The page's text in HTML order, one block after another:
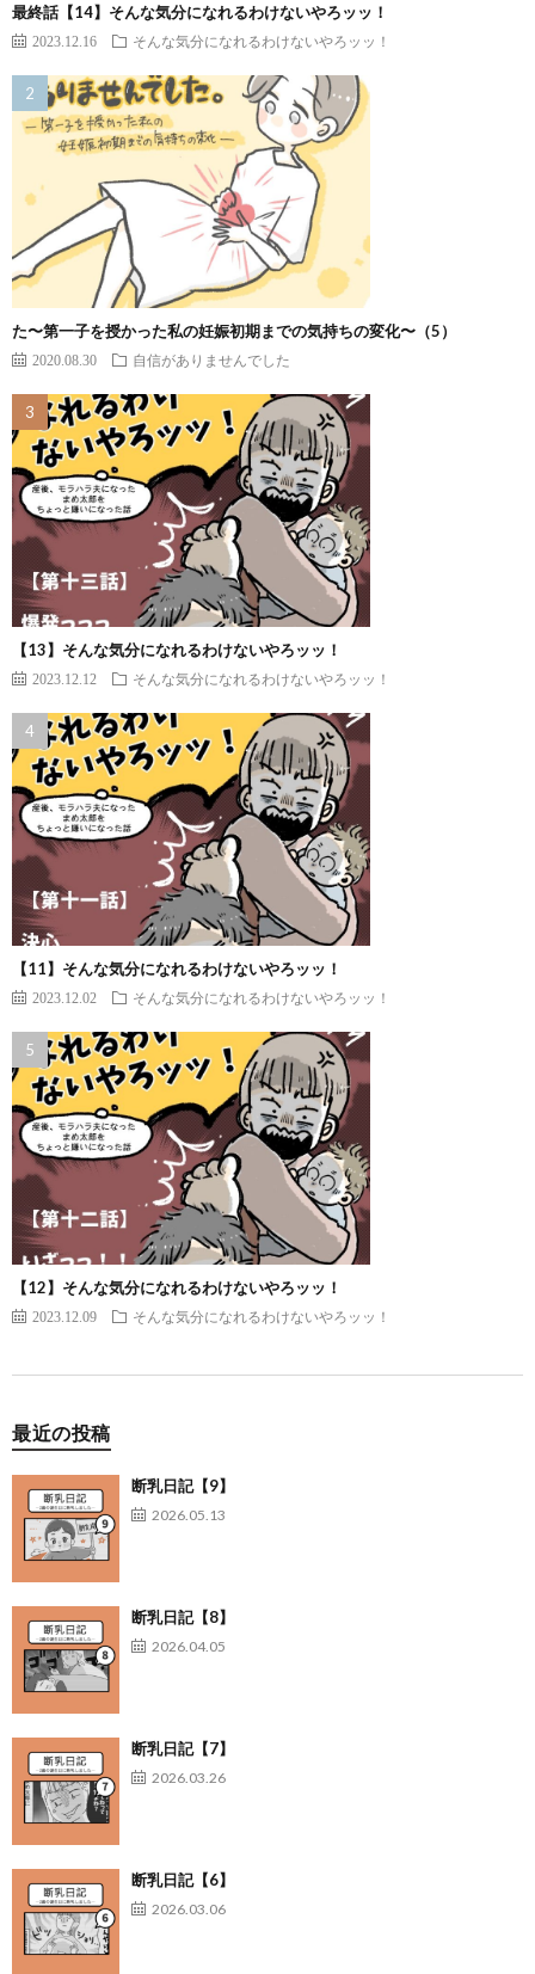
最終話【14】そんな気分になれるわけないやろッッ！
2023.12.16 そんな気分になれるわけないやろッッ！
た〜第一子を授かった私の妊娠初期までの気持ちの変化〜（5）
2020.08.30 自信がありませんでした
【13】そんな気分になれるわけないやろッッ！
2023.12.12 そんな気分になれるわけないやろッッ！
【11】そんな気分になれるわけないやろッッ！
2023.12.02 そんな気分になれるわけないやろッッ！
【12】そんな気分になれるわけないやろッッ！
2023.12.09 そんな気分になれるわけないやろッッ！
最近の投稿
断乳日記【9】
2026.05.13
断乳日記【8】
2026.04.05
断乳日記【7】
2026.03.26
断乳日記【6】
2026.03.06